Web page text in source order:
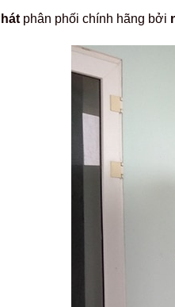
phân phối chính hãng bởi